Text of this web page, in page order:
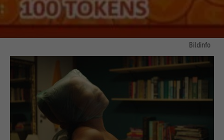
Bildinfo
© ProCinema Schweiz